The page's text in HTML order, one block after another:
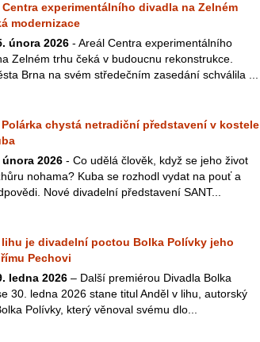
experimentálního divadla na Zelném
modernizace
února 2026 - Areál Centra experimentálního
Zelném trhu čeká v budoucnu rekonstrukce.
Brna na svém středečním zasedání schválila ...
chystá netradiční představení v kostele
2026 - Co udělá člověk, když se jeho život
nohama? Kuba se rozhodl vydat na pouť a
Nové divadelní představení SANT...
je divadelní poctou Bolka Polívky jeho
Pechovi
ledna 2026 – Další premiérou Divadla Bolka
30. ledna 2026 stane titul Anděl v lihu, autorský
Polívky, který věnoval svému dlo...